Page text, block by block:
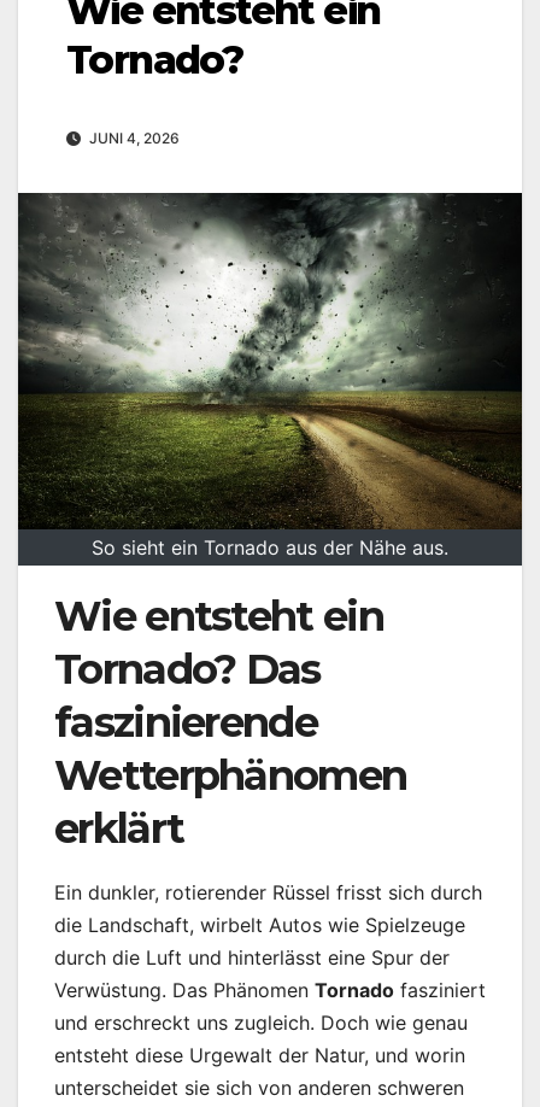
Wie entsteht ein
Tornado?
JUNI 4, 2026
So sieht ein Tornado aus der Nähe aus.
Wie entsteht ein
Tornado? Das
faszinierende
Wetterphänomen
erklärt
Ein dunkler, rotierender Rüssel frisst sich durch
die Landschaft, wirbelt Autos wie Spielzeuge
durch die Luft und hinterlässt eine Spur der
Verwüstung. Das Phänomen Tornado fasziniert
und erschreckt uns zugleich. Doch wie genau
entsteht diese Urgewalt der Natur, und worin
unterscheidet sie sich von anderen schweren